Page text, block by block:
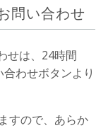
問い合わせ
せは、24時間
わせボタンより
すので、あらか